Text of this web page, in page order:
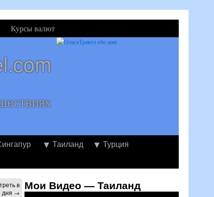
Курсы валют
Таиланд
Турция
в
дня →
Мои Видео — Таиланд